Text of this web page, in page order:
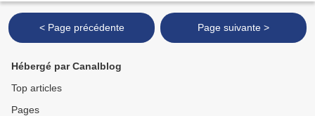
< Page précédente Page suivante >
Hébergé par Canalblog
Top articles
Pages